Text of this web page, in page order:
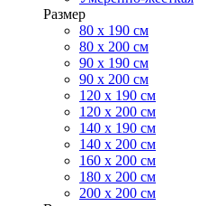
Размер
80 х 190 см
80 х 200 см
90 х 190 см
90 х 200 см
120 х 190 см
120 х 200 см
140 х 190 см
140 х 200 см
160 х 200 см
180 х 200 см
200 х 200 см